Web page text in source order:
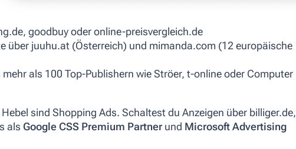
goodbuy oder online-preisvergleich.de
über juuhu.at (Österreich) und mimanda.com (12 europäische
als 100 Top-Publishern wie Ströer, t-online oder Computer
sind Shopping Ads. Schaltest du Anzeigen über billiger.de,
als Google CSS Premium Partner und Microsoft Advertising